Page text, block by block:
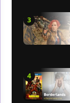
3
4